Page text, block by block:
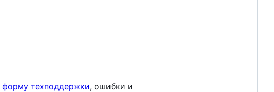
форму техподдержки, ошибки и